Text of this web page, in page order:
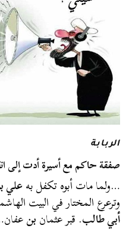
الربابة
صفقة حاكم مع أسيرة أدت إلى
…ولما مات أبوه تكفل بهعلي
وترعرع المختار في البيت
أبي طالب. قبر عثمانبن